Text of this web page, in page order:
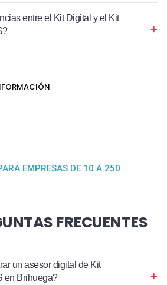
entre el Kit Digital y el Kit
EMPRESAS DE 10 A 250
FRECUENTES
un asesor digital de Kit
en Brihuega?